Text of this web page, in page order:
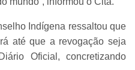
Indígena ressaltou que
até que a revogação seja
Oficial, concretizando